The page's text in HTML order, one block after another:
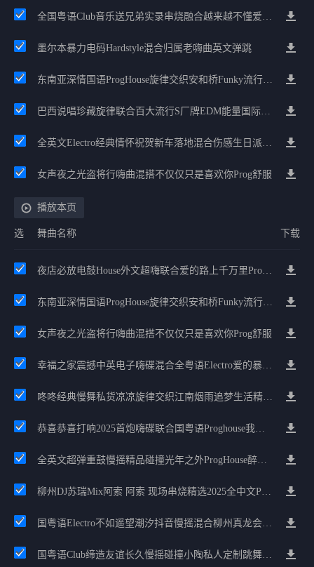
全国粤语Club音乐送兄弟实录串烧融合越来越不懂爱的哲学遗憾专辑
墨尔本暴力电码Hardstyle混合归属老嗨曲英文弹跳
东南亚深情国语ProgHouse旋律交织安和桥Funky流行情怀串烧
巴西说唱珍藏旋律联合百大流行S厂牌EDM能量国际电音串烧
全英文Electro经典情怀祝贺新车落地混合伤感生日派对中文Club串烧
女声夜之光盗将行嗨曲混搭不仅仅只是喜欢你Prog舒服
播放本页
选 舞曲名称 下载
夜店必放电鼓House外文超嗨联合爱的路上千万里Prog包房漫步上头
东南亚深情国语ProgHouse旋律交织安和桥Funky流行情怀串烧
女声夜之光盗将行嗨曲混搭不仅仅只是喜欢你Prog舒服
幸福之家震撼中英电子嗨碟混合全粤语Electro爱的暴风雨广州雄雄精选
咚咚经典慢舞私货凉凉旋律交织江南烟雨追梦生活精选串烧
恭喜恭喜打响2025首炮嗨碟联合国粤语Proghouse我要怎么说我不爱你
全英文超弹重鼓慢摇精品碰撞光年之外ProgHouse醉美抒情节奏
柳州DJ苏瑞Mix阿索 阿索 现场串烧精选2025全中文ProgHouse音乐
国粤语Electro不如遥望潮汐抖音慢摇混合柳州真龙会K吧小厅小康混音
国粤语Club缔造友谊长久慢摇碰撞小陶私人定制跳舞大碟